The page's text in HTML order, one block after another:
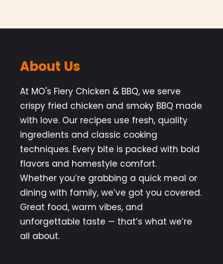
About Us
At MO's Fiery Chicken & BBQ, we serve
crispy fried chicken and smoky BBQ made
with love. Our recipes use fresh, quality
ingredients and classic cooking
techniques. Every bite is packed with bold
flavors and homestyle comfort.
Whether you’re grabbing a quick meal or
dining with family, we’ve got you covered.
Great food, warm vibes, and
unforgettable taste — that’s what we’re
all about.